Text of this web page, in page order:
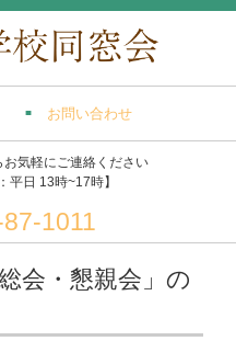
お問い合わせ
気軽にご連絡ください
平日 13時~17時】
1011
会・懇親会」の